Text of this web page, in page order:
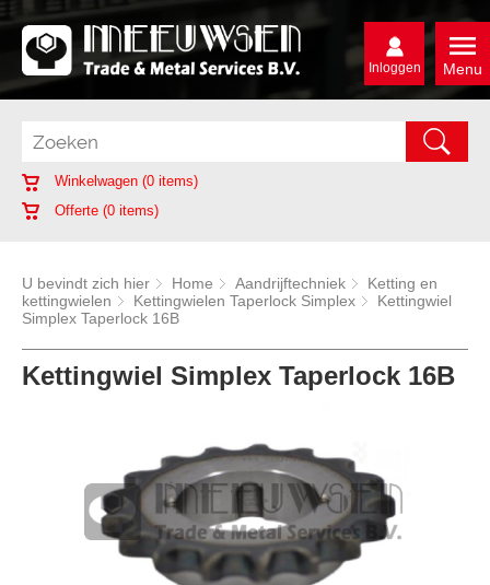
Menu
Inloggen
Winkelwagen (0 items)
Offerte (0 items)
U bevindt zich hier Home Aandrijftechniek
Ketting en
kettingwielen
Kettingwielen Taperlock Simplex
Kettingwiel
Simplex Taperlock 16B
Kettingwiel Simplex Taperlock 16B